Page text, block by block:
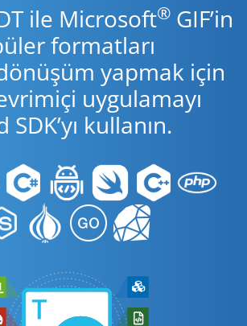
ile Microsoft® GIF’in
formatları
yapmak için
uygulamayı
kullanın.